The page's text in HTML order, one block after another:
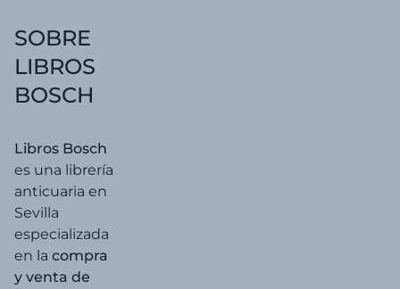
SOBRE
LIBROS
BOSCH
Libros Bosch
es una librería
anticuaria en
Sevilla
especializada
en la compra
y venta de